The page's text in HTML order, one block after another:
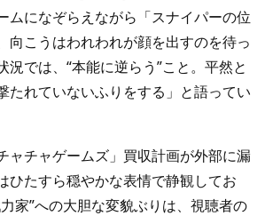
ムになぞらえながら「スナイパーの位
向こうはわれわれが顔を出すのを待っ
況では、“本能に逆らう”こと。平然と
たれていないふりをする」と語ってい
ャチャゲームズ」買収計画が外部に漏
ひたすら穏やかな表情で静観してお
家”への大胆な変貌ぶりは、視聴者の